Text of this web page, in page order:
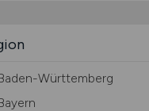
Württemberg